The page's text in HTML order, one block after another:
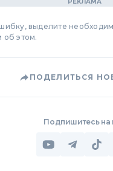
выделите
об этом.
ПОДЕЛИТЬСЯ
Подпишитесь на